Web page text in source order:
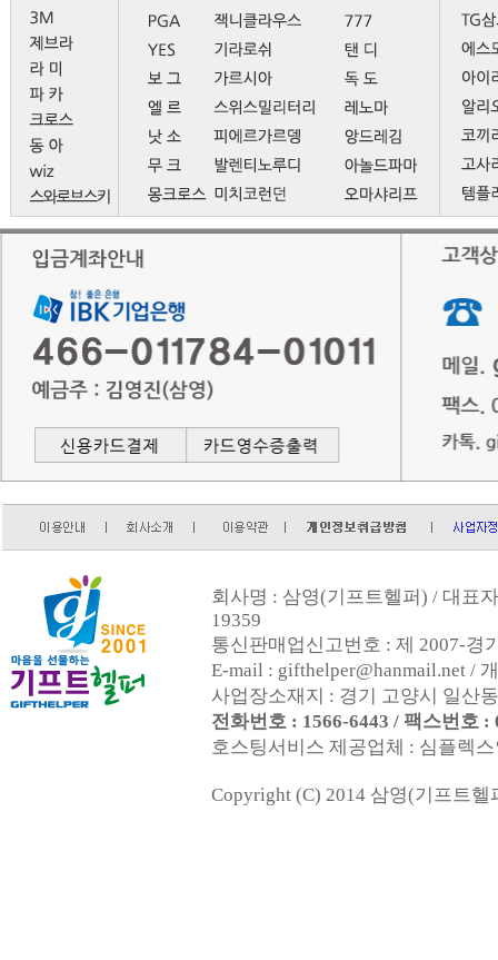
회사명 : 삼영(기프트헬퍼) / 대표
19359
통신판매업신고번호 : 제 2007-경
E-mail : gifthelper@hanmail.net /
사업장소재지 : 경기 고양시 일산
전화번호 : 1566-6443 / 팩스번호 :
호스팅서비스 제공업체 : 심플렉
Copyright (C) 2014 삼영(기프트헬